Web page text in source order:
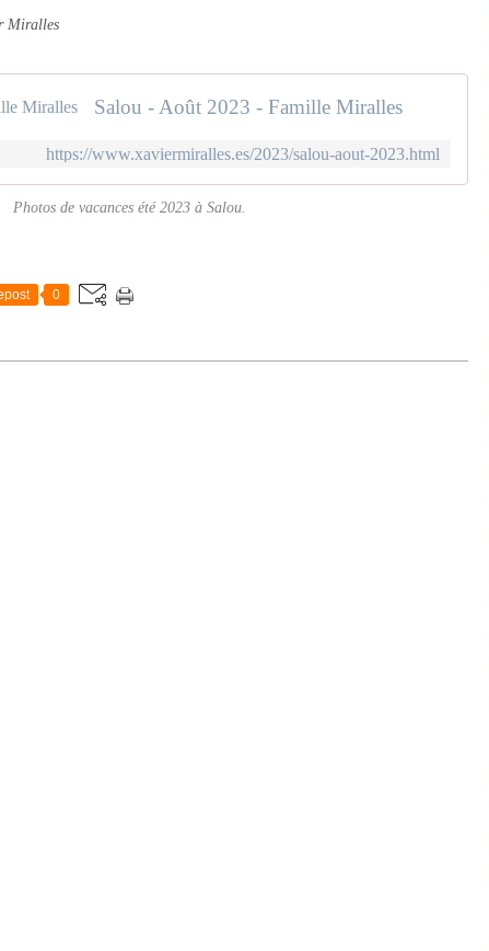
Miralles
Salou - Août 2023 - Famille Miralles
https://www.xaviermiralles.es/2023/salou-aout-2023.html
Photos de vacances été 2023 à Salou.
0